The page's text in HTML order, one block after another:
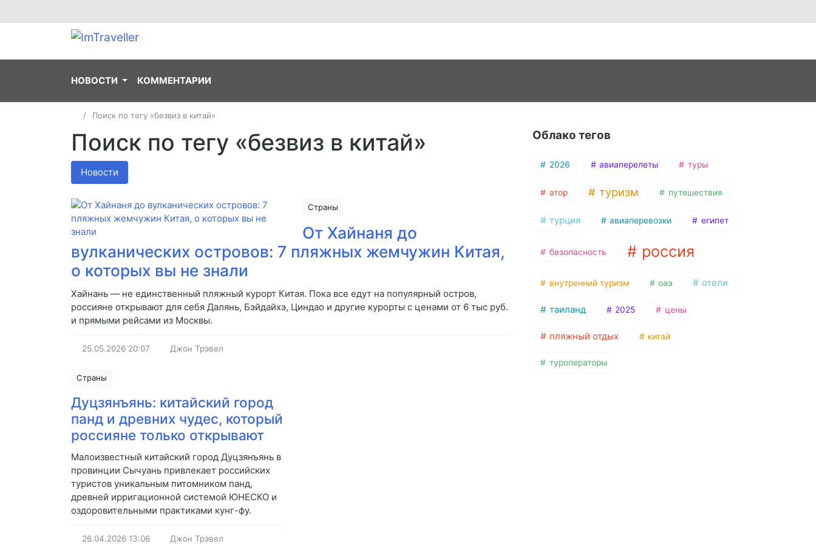
НОВОСТИ КОММЕНТАРИИ
Поиск по тегу «безвиз в китай»
Поиск по тегу «безвиз в китай»
Новости
Страны
От Хайнаня до
вулканических островов: 7 пляжных жемчужин Китая,
о которых вы не знали
Хайнань — не единственный пляжный курорт Китая. Пока все едут на популярный остров,
россияне открывают для себя Далянь, Бэйдайхэ, Циндао и другие курорты с ценами от 6 тыс руб.
и прямыми рейсами из Москвы.
25.05.2026 20:07 Джон Трэвел
Страны
Дуцзянъянь: китайский город
панд и древних чудес, который
россияне только открывают
Малоизвестный китайский город Дуцзянъянь в
провинции Сычуань привлекает российских
туристов уникальным питомником панд,
древней ирригационной системой ЮНЕСКО и
оздоровительными практиками кунг-фу.
26.04.2026 13:06 Джон Трэвел
Облако тегов
2026 авиаперелеты туры
атор туризм путешествия
турция авиаперевозки египет
безопасность россия
внутренний туризм оаэ отели
таиланд 2025 цены
пляжный отдых китай
туроператоры